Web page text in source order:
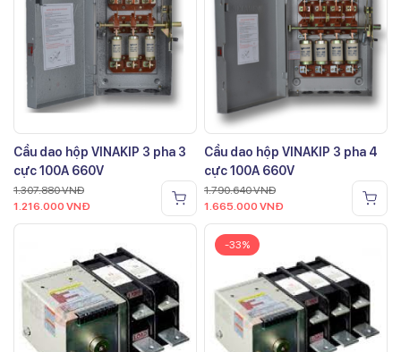
Cầu dao hộp VINAKIP 3 pha 3
cực 100A 660V
1.307.880VNĐ
1.216.000 VNĐ
Cầu dao hộp VINAKIP 3 pha 4
cực 100A 660V
1.790.640VNĐ
1.665.000 VNĐ
-33%